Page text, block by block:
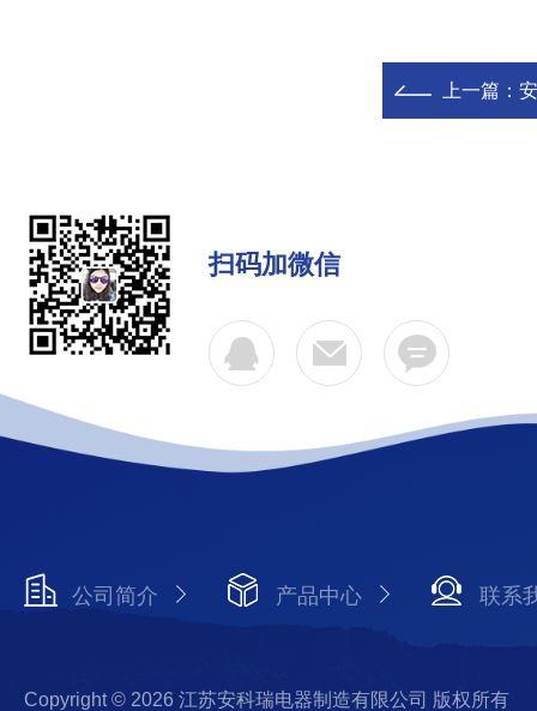
上一篇：
扫码加微信
公司简介 产品中心 联系
Copyright © 2026 江苏安科瑞电器制造有限公司 版权所有